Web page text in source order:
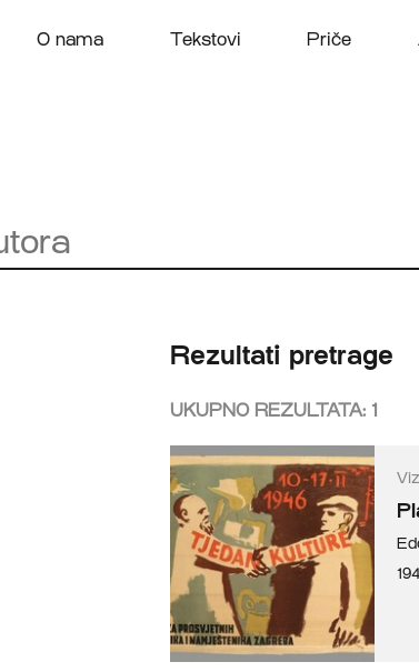
O nama Tekstovi Priče
Rezultati pretrage
UKUPNO REZULTATA: 1